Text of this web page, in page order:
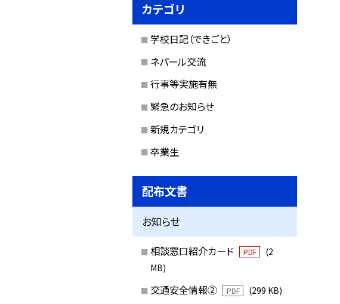
カテゴリ
学校日記（できごと）
ネパール交流
行事等実施有無
緊急のお知らせ
新規カテゴリ
卒業生
配布文書
お知らせ
相談窓口紹介カード PDF
(2
MB)
交通安全情報② PDF (299 KB)